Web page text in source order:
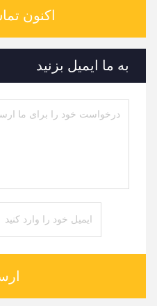
اکنون
به ما ایمیل بزنید